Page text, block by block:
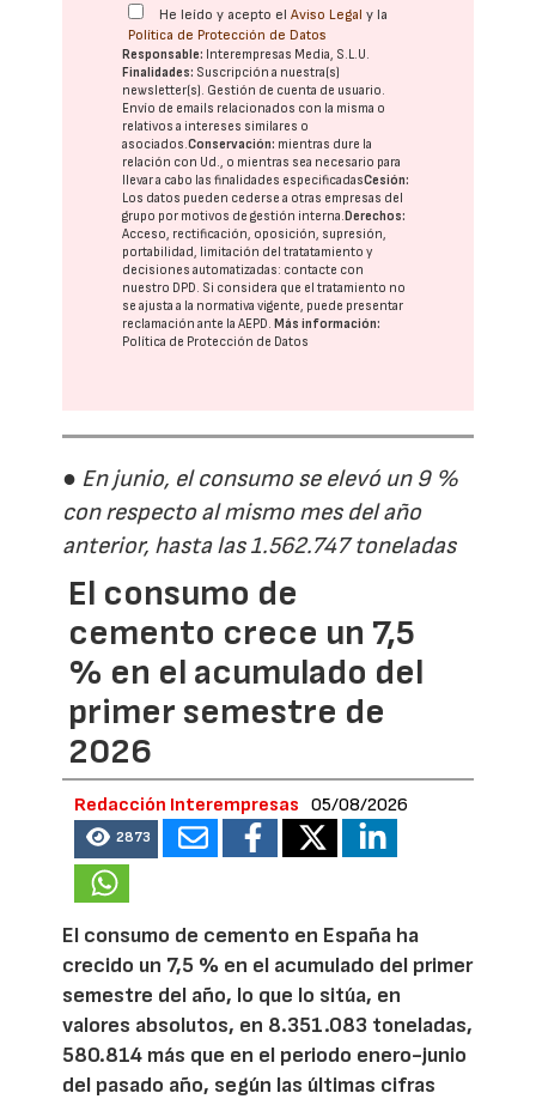
He leído y acepto elAviso Legal y la
Política de Protección de Datos
Responsable: Interempresas Media, S.L.U.
Finalidades: Suscripción a nuestra(s)
newsletter(s). Gestión de cuenta de usuario.
Envío de emails relacionados con la misma o
relativos a intereses similares o
asociados.Conservación: mientras dure la
relación con Ud., o mientras sea necesario para
llevar a cabo las finalidades especificadasCesión:
Los datos pueden cederse a otras empresas del
grupo por motivos de gestión interna.Derechos:
Acceso, rectificación, oposición, supresión,
portabilidad, limitación del tratatamiento y
decisiones automatizadas: contacte con
nuestro DPD . Si considera que el tratamiento no
se ajusta a la normativa vigente, puede presentar
reclamación ante laAEPD .Más información:
Política de Protección de Datos
● En junio, el consumo se elevó un 9 %
con respecto al mismo mes del año
anterior, hasta las 1.562.747 toneladas
El consumo de
cemento crece un 7,5
% en el acumulado del
primer semestre de
2026
Redacción Interempresas 05/08/2026
2873
El consumo de cemento en España ha
crecido un 7,5 % en el acumulado del primer
semestre del año, lo que lo sitúa, en
valores absolutos, en 8.351.083 toneladas,
580.814 más que en el periodo enero-junio
del pasado año, según las últimas cifras